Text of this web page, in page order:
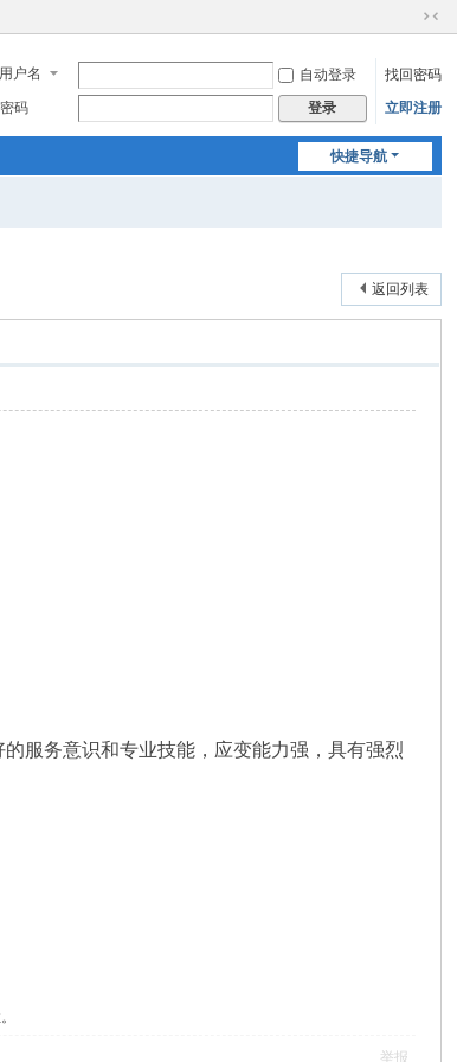
切
到
窄
用户名 自动登录
找回密码
密码
登录 立即注册
快捷导航
返回列表
服务意识和专业技能，应变能力强，具有强烈
举报